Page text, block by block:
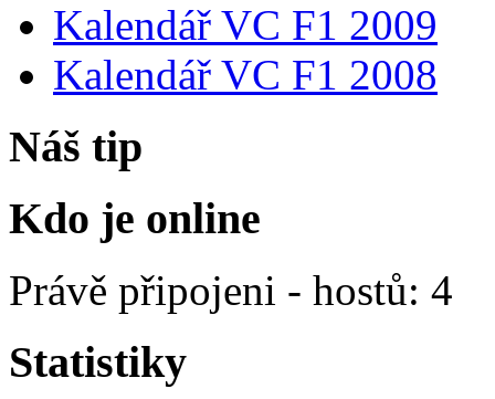
Kalendář VC F1 2009
Kalendář VC F1 2008
Náš tip
Kdo je online
Právě připojeni - hostů: 4
Statistiky